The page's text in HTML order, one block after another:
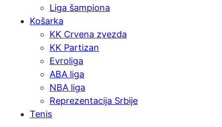
Liga šampiona
Košarka
KK Crvena zvezda
KK Partizan
Evroliga
ABA liga
NBA liga
Reprezentacija Srbije
Tenis